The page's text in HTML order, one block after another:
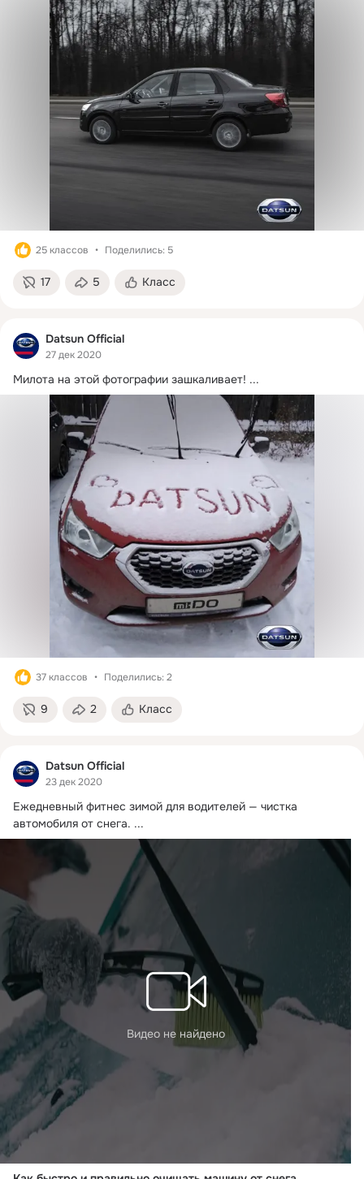
25 классов Поделились: 5
17 5 Класс
Datsun Official
27 дек 2020
Милота на этой фотографии зашкаливает! ...
37 классов Поделились: 2
9 2 Класс
Datsun Official
23 дек 2020
Ежедневный фитнес зимой для водителей — чистка
автомобиля от снега. ...
Видео не найдено